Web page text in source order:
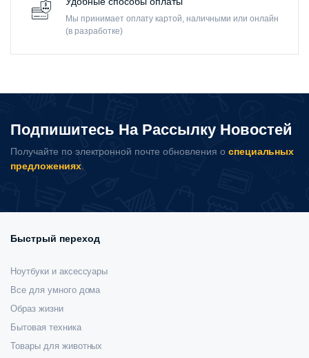
Мы принимает оплату картой, наличными или онлайн
(в разработке)
Подпишитесь На Рассылку Новостей
Получайте по электронной почте обновления о специальных
предложениях.
Быстрый переход
Ноутбуки и аксессуары
Все для умного дома
Образ жизни
Бытовая техника
Товары для животных